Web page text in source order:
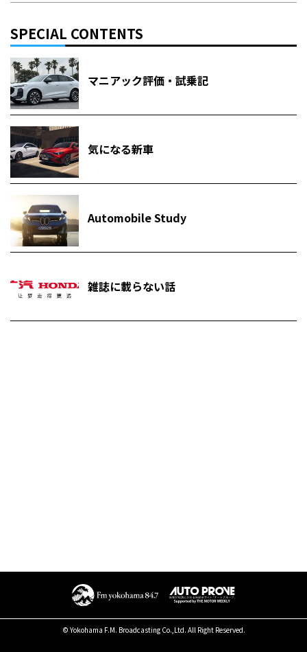
SPECIAL CONTENTS
マニアック評価・試乗記
気になる新車
Automobile Study
雑誌に載らない話
© Yokohama F.M. Broadcasting Co.,Ltd. All Right Reserved.